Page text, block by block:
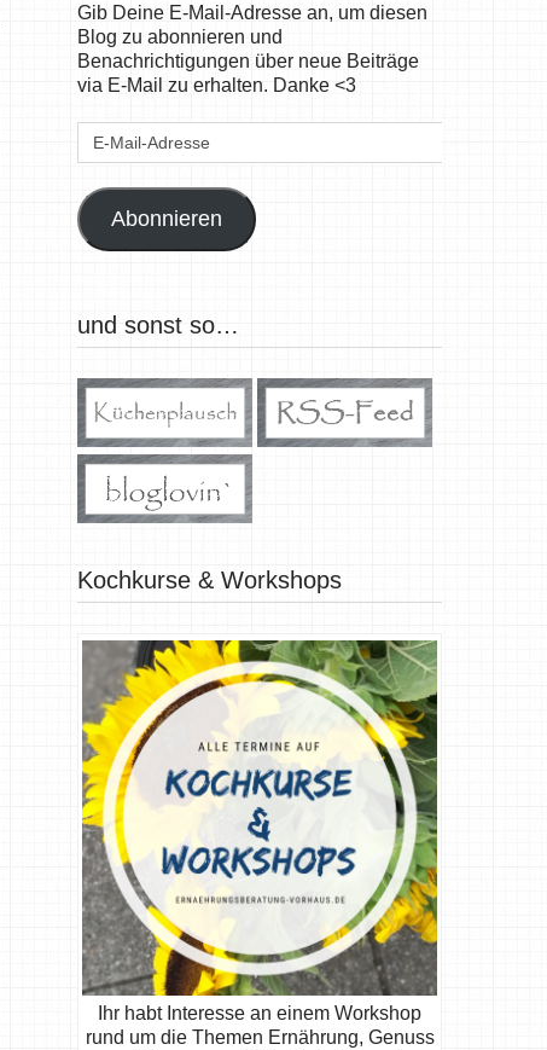
Gib Deine E-Mail-Adresse an, um diesen
Blog zu abonnieren und
Benachrichtigungen über neue Beiträge
via E-Mail zu erhalten. Danke <3
E-
Abonnieren
und sonst so…
Kochkurse & Workshops
Ihr habt Interesse an einem Workshop
rund um die Themen Ernährung, Genuss